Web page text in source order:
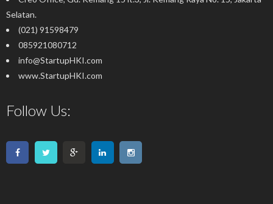
Selatan.
(021) 91598479
085921080712
info@StartupHKI.com
www.StartupHKI.com
Follow Us: